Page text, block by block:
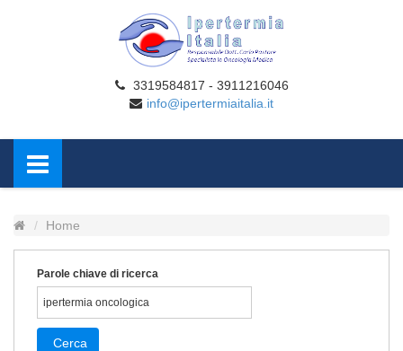
3319584817 - 3911216046
info@ipertermiaitalia.it
Home
Parole chiave di ricerca
Cerca